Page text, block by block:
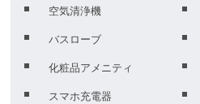
空気清浄機
バスローブ
化粧品アメニティ
スマホ充電器